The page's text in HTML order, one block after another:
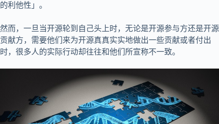
的利他性」。
然而，一旦当开源轮到自己头上时，无论是开源参与方还是开源
贡献方，需要他们来为开源真真实实地做出一些贡献或者付出
时，很多人的实际行动却往往和他们所宣称不一致。